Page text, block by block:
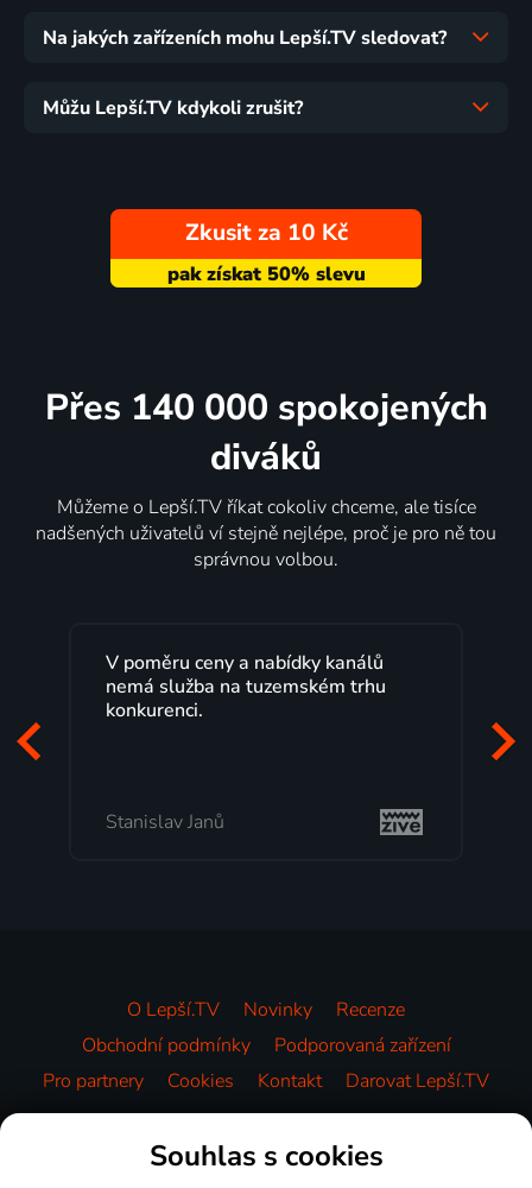
Na jakých zařízeních mohu Lepší.TV sledovat?
Můžu Lepší.TV kdykoli zrušit?
Zkusit za 10 Kč
Přes 140 000 spokojených
diváků
Můžeme o Lepší.TV říkat cokoliv chceme, ale tisíce
nadšených uživatelů ví stejně nejlépe, proč je pro ně tou
správnou volbou.
V poměru ceny a nabídky kanálů
nemá služba na tuzemském trhu
konkurenci.
Stanislav Janů
mi
O Lepší.TV Novinky
Recenze
Obchodní podmínky
Podporovaná zařízení
Pro partnery
Cookies Kontakt Darovat Lepší.TV
Videotéka
Souhlas s cookies